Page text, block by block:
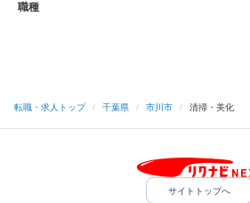
職種
転職・求人トップ / 千葉県 / 市川市 / 清掃・美化
サイトトップへ